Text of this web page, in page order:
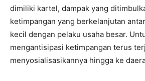
dimiliki kartel, dampak yang
ketimpangan yang berkelanjutan
kecil dengan pelaku usaha besar.
mengantisipasi ketimpangan terus
menyosialisasikannya hingga ke